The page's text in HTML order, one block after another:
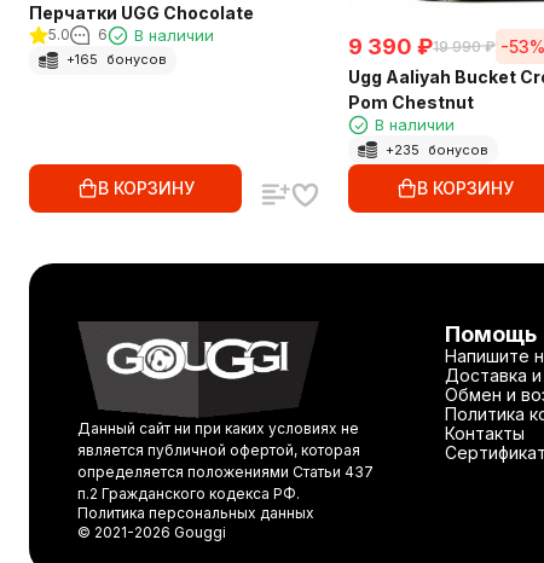
Перчатки UGG Chocolate
5.0 6 В наличии
+165 бонусов
В КОРЗИНУ
9 390 ₽19 990 ₽ -53%
Ugg Aaliyah Bucket
Pom Chestnut
В наличии
+235 бонусов
В КОРЗИНУ
Данный сайт ни при каких условиях не
является публичной офертой, которая
определяется положениями Статьи 437
п.2 Гражданского кодекса РФ.
Помощь
Напишите
Доставка
Обмен и
Политика
Контакты
Политика персональных данных
© 2021-2026 Gouggi